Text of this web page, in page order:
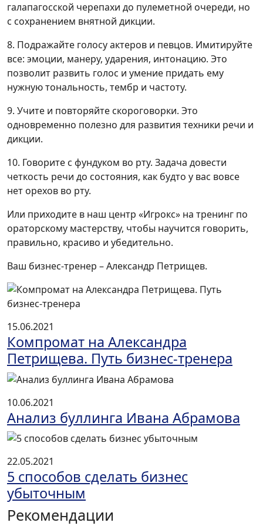
галапагосской черепахи до пулеметной очереди, но
с сохранением внятной дикции.
8. Подражайте голосу актеров и певцов. Имитируйте
все: эмоции, манеру, ударения, интонацию. Это
позволит развить голос и умение придать ему
нужную тональность, тембр и частоту.
9. Учите и повторяйте скороговорки. Это
одновременно полезно для развития техники речи и
дикции.
10. Говорите с фундуком во рту. Задача довести
четкость речи до состояния, как будто у вас вовсе
нет орехов во рту.
Или приходите в наш центр «Игрокс» на тренинг по
ораторскому мастерству, чтобы научится говорить,
правильно, красиво и убедительно.
Ваш бизнес-тренер – Александр Петрищев.
15.06.2021
Компромат на Александра
Петрищева. Путь бизнес-тренера
10.06.2021
Анализ буллинга Ивана Абрамова
22.05.2021
5 способов сделать бизнес
убыточным
Рекомендации